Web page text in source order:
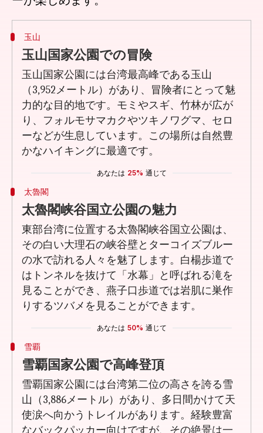
玉山
玉山国家公園での冒険
玉山国家公園には台湾最高峰である玉山
（3,952メートル）があり、冒険者にとって魅
力的な目的地です。モミやスギ、竹林が広が
り、フォルモサマカクやツキノワグマ、セロ
ーなどが生息しています。この場所は自然豊
かなハイキングに最適です。
あなたは 25% 通じて
太魯閣
太魯閣峡谷国立公園の魅力
東部台湾に位置する太魯閣峡谷国立公園は、
その白い大理石の峡谷壁とターコイズブルー
の水で訪れる人々を魅了します。白楊歩道で
はトンネルを抜けて「水幕」と呼ばれる滝を
見ることができ、燕子口歩道では岩肌に巣作
りするツバメを見ることができます。
あなたは 50% 通じて
雪覇
雪覇国家公園で高峰登頂
雪覇国家公園には台湾第二位の高さを誇る雪
山（3,886メートル）があり、多日間かけて天
使涙へ向かうトレイルがあります。経験豊富
なバックパッカー向けですが、その絶景は一